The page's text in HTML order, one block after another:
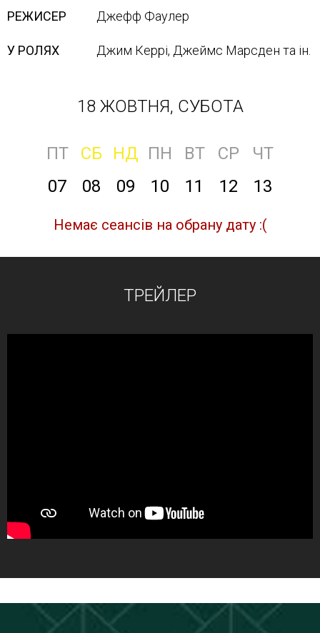
РЕЖИСЕР Джефф Фаулер
У РОЛЯХ Джим Керрі, Джеймс Марсден та ін.
18 ЖОВТНЯ, СУБОТА
ПТ СБ НД ПН ВТ СР
ЧТ
07
08 09 10 11 12 13
Немає сеансів на обрану дату :(
ТРЕЙЛЕР